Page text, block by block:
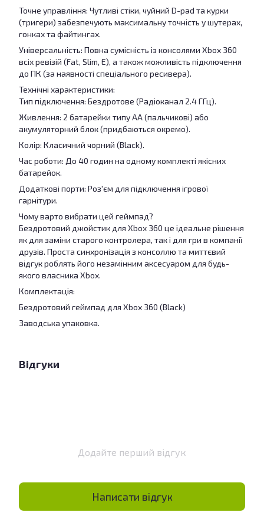
Точне управління: Чутливі стіки, чуйний D-pad та курки
(тригери) забезпечують максимальну точність у шутерах,
гонках та файтингах.
Універсальність: Повна сумісність із консолями Xbox 360
всіх ревізій (Fat, Slim, E), а також можливість підключення
до ПК (за наявності спеціального ресивера).
Технічні характеристики:
Тип підключення: Бездротове (Радіоканал 2.4 ГГц).
Живлення: 2 батарейки типу АА (пальчикові) або
акумуляторний блок (придбаються окремо).
Колір: Класичний чорний (Black).
Час роботи: До 40 годин на одному комплекті якісних
батарейок.
Додаткові порти: Роз'єм для підключення ігрової
гарнітури.
Чому варто вибрати цей геймпад?
Бездротовий джойстик для Xbox 360 це ідеальне рішення
як для заміни старого контролера, так і для гри в компанії
друзів. Проста синхронізація з консоллю та миттєвий
відгук роблять його незамінним аксесуаром для будь-
якого власника Xbox.
Комплектація:
Бездротовий геймпад для Xbox 360 (Black)
Заводська упаковка.
Відгуки
Додайте перший відгук
Написати відгук